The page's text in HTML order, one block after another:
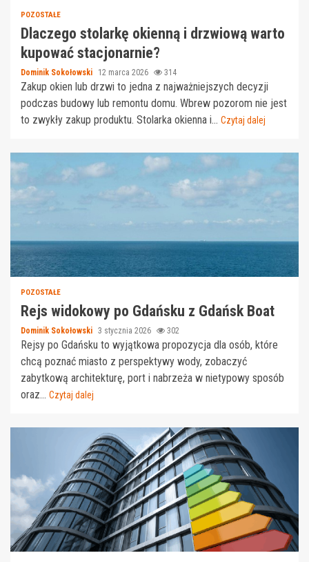
POZOSTAŁE
Dlaczego stolarkę okienną i drzwiową warto
kupować stacjonarnie?
Dominik Sokołowski 12 marca 2026 314
Zakup okien lub drzwi to jedna z najważniejszych decyzji
podczas budowy lub remontu domu. Wbrew pozorom nie jest
to zwykły zakup produktu. Stolarka okienna i... Czytaj dalej
POZOSTAŁE
Rejs widokowy po Gdańsku z Gdańsk Boat
Dominik Sokołowski 3 stycznia 2026 302
Rejsy po Gdańsku to wyjątkowa propozycja dla osób, które
chcą poznać miasto z perspektywy wody, zobaczyć
zabytkową architekturę, port i nabrzeża w nietypowy sposób
oraz... Czytaj dalej